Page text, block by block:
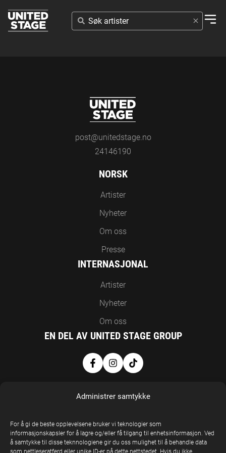
Administrer samtykke
For å gi de beste opplevelsene bruker vi teknologier som
informasjonskapsler for å lagre og/eller få tilgang til enhetsinformasjon. Ved
å samtykke til disse teknnologiene gir du oss mulighet til å behandle data
som nettleseratferd eller unike ID-er på dette nettstedet. Hvis du ikke
SØK
ARTISTER
post@unitedstage.no
24146190
NORSK
Artister
Nyheter
Om oss
Presse
INTERNASJONAL
Artister
Nyheter
Om oss
EN DEL AV UNITED STAGE GROUP
United Stage